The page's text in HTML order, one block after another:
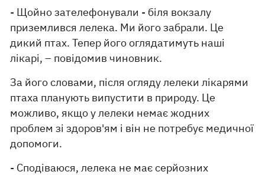
- Щойно зателефонували - біля вокзалу
приземлився лелека. Ми його забрали. Це
дикий птах. Тепер його оглядатимуть наші
лікарі, – повідомив чиновник.
За його словами, після огляду лелеки лікарями
птаха планують випустити в природу. Це
можливо, якщо у лелеки немає жодних
проблем зі здоров'ям і він не потребує медичної
допомоги.
- Сподіваюся, лелека не має серйозних